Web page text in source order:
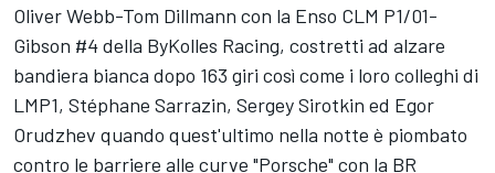
Oliver Webb-Tom Dillmann con la Enso CLM P1/01-
Gibson #4 della ByKolles Racing, costretti ad alzare
bandiera bianca dopo 163 giri così come i loro colleghi di
LMP1, Stéphane Sarrazin, Sergey Sirotkin ed Egor
Orudzhev quando quest'ultimo nella notte è piombato
contro le barriere alle curve "Porsche" con la BR